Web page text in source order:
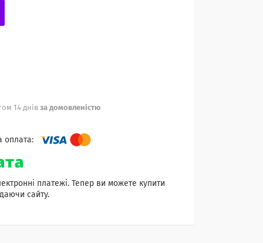
14 днів за домовленістю
платежі. Тепер ви можете купити
сайту.